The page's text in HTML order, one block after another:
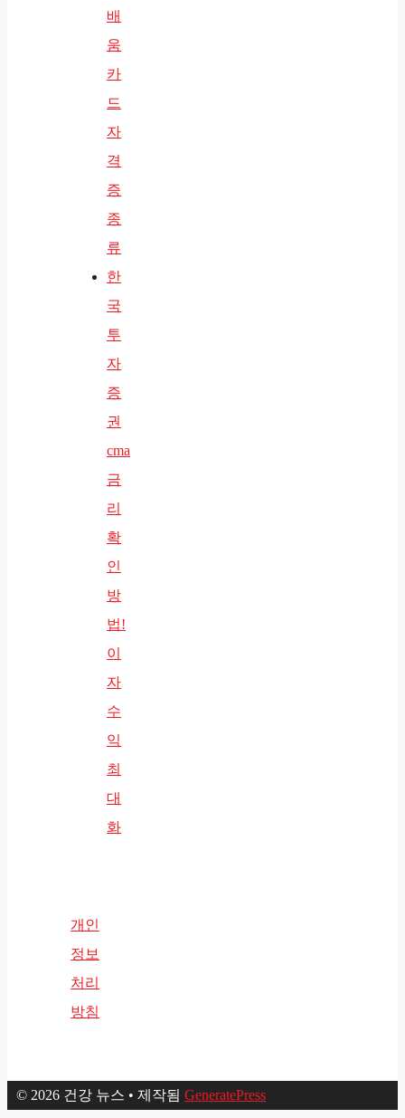
배
움
카
드
자
격
증
종
류
한
국
투
자
증
권
cma
금
리
확
인
방
법!
이
자
수
익
최
대
화
개인
정보
처리
방침
© 2026 건강 뉴스 • 제작됨 GeneratePress